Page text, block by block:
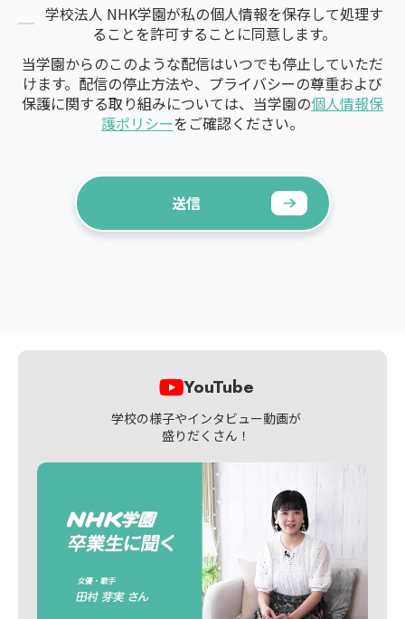
学校法人 NHK学園が私の個人情報を保存して処理す
ることを許可することに同意します。
当学園からのこのような配信はいつでも停止していただ
けます。配信の停止方法や、プライバシーの尊重および
保護に関する取り組みについては、当学園の個人情報保
護ポリシーをご確認ください。
YouTube
学校の様子やインタビュー動画が
盛りだくさん！